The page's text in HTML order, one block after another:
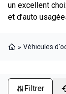
un excellent
et d’auto
» Véhicules
Filtrer